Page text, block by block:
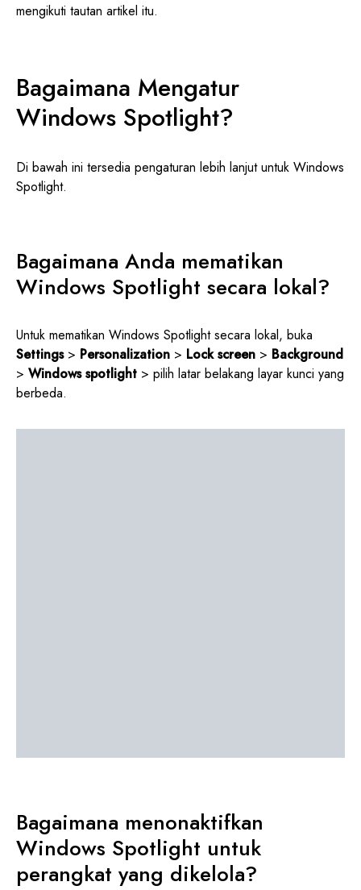
mengikuti tautan artikel itu.
Bagaimana Mengatur
Windows Spotlight?
Di bawah ini tersedia pengaturan lebih lanjut untuk Windows
Spotlight.
Bagaimana Anda mematikan
Windows Spotlight secara lokal?
Untuk mematikan Windows Spotlight secara lokal, buka
Settings> Personalization > Lock screen > Background
> Windows spotlight > pilih latar belakang layar kunci yang
berbeda.
Bagaimana menonaktifkan
Windows Spotlight untuk
perangkat yang dikelola?